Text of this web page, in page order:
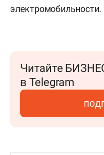
электромобильности.
Читайте
в Telegram